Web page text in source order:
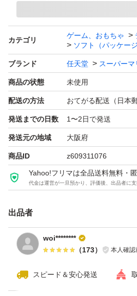
カテゴリ
ゲーム、おもちゃ
ソフト（パッケージ
ブランド 任天堂 スーパーマ
商品の状態 未使用
配送の方法 おてがる配送（日本郵
発送までの日数 1〜2日で発送
発送元の地域 大阪府
商品ID z609311076
Yahoo!フリマは全品送料無料・
代金は運営が一旦預かり、評価後、出品者に
出品者
woi********
（173） 本人確認
スピード＆安心発送